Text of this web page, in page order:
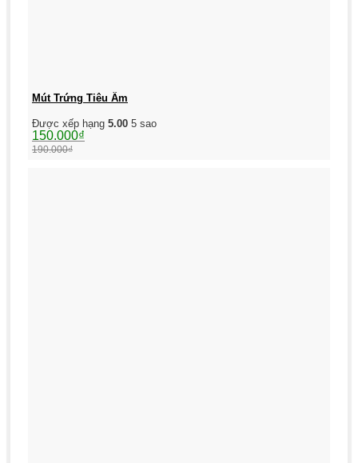
Mút Trứng Tiêu Âm
Được xếp hạng 5.00 5 sao
190.000₫
Giá
gốc
150.000₫
Giá
hiện